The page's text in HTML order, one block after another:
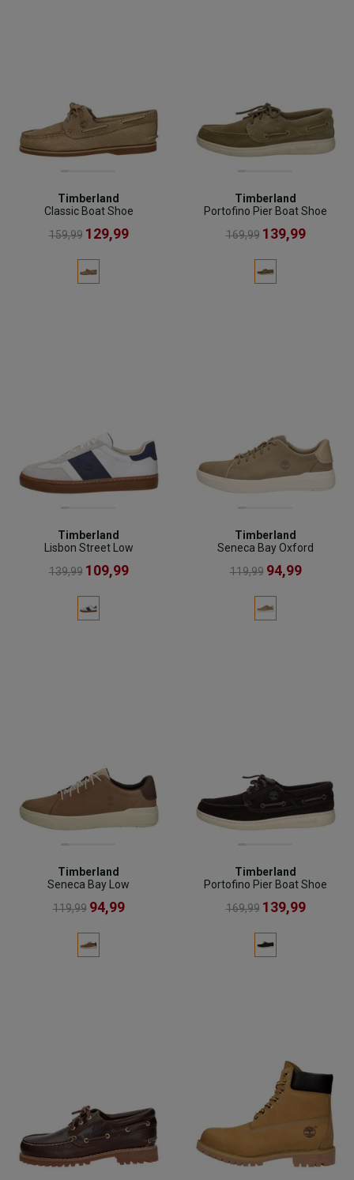
Timberland
Classic Boat Shoe
159,99 129,99
Timberland
Portofino Pier Boat Shoe
169,99 139,99
Timberland
Lisbon Street Low
139,99 109,99
Timberland
Seneca Bay Oxford
119,99 94,99
Timberland
Seneca Bay Low
119,99 94,99
Timberland
Portofino Pier Boat Shoe
169,99 139,99